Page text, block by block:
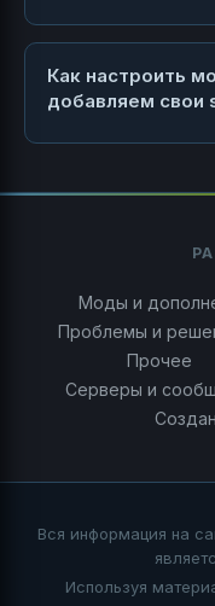
Как настроить
добавляем свои
Моды и
Проблемы и
Прочее
Серверы и
Вся информация на
Используя